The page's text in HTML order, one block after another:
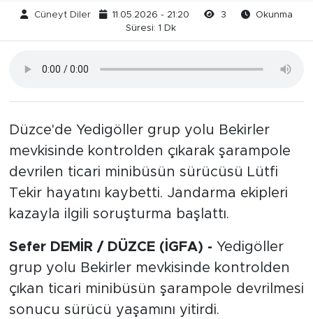
Cüneyt Diler 11.05.2026 - 21:20 3
Okunma
Süresi: 1 Dk
Düzce'de Yedigöller grup yolu Bekirler
mevkisinde kontrolden çıkarak şarampole
devrilen ticari minibüsün sürücüsü Lütfi
Tekir hayatını kaybetti. Jandarma ekipleri
kazayla ilgili soruşturma başlattı.
Sefer DEMİR / DÜZCE (İGFA) - Yedigöller
grup yolu Bekirler mevkisinde kontrolden
çıkan ticari minibüsün şarampole devrilmesi
sonucu sürücü yaşamını yitirdi.